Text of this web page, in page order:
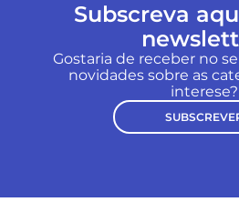
Subscreva
Gostaria de receber no
novidades sobre as
interese?